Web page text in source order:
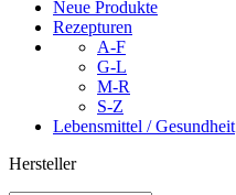
Neue Produkte
Rezepturen
A-F
G-L
M-R
S-Z
Lebensmittel / Gesundheit
Hersteller